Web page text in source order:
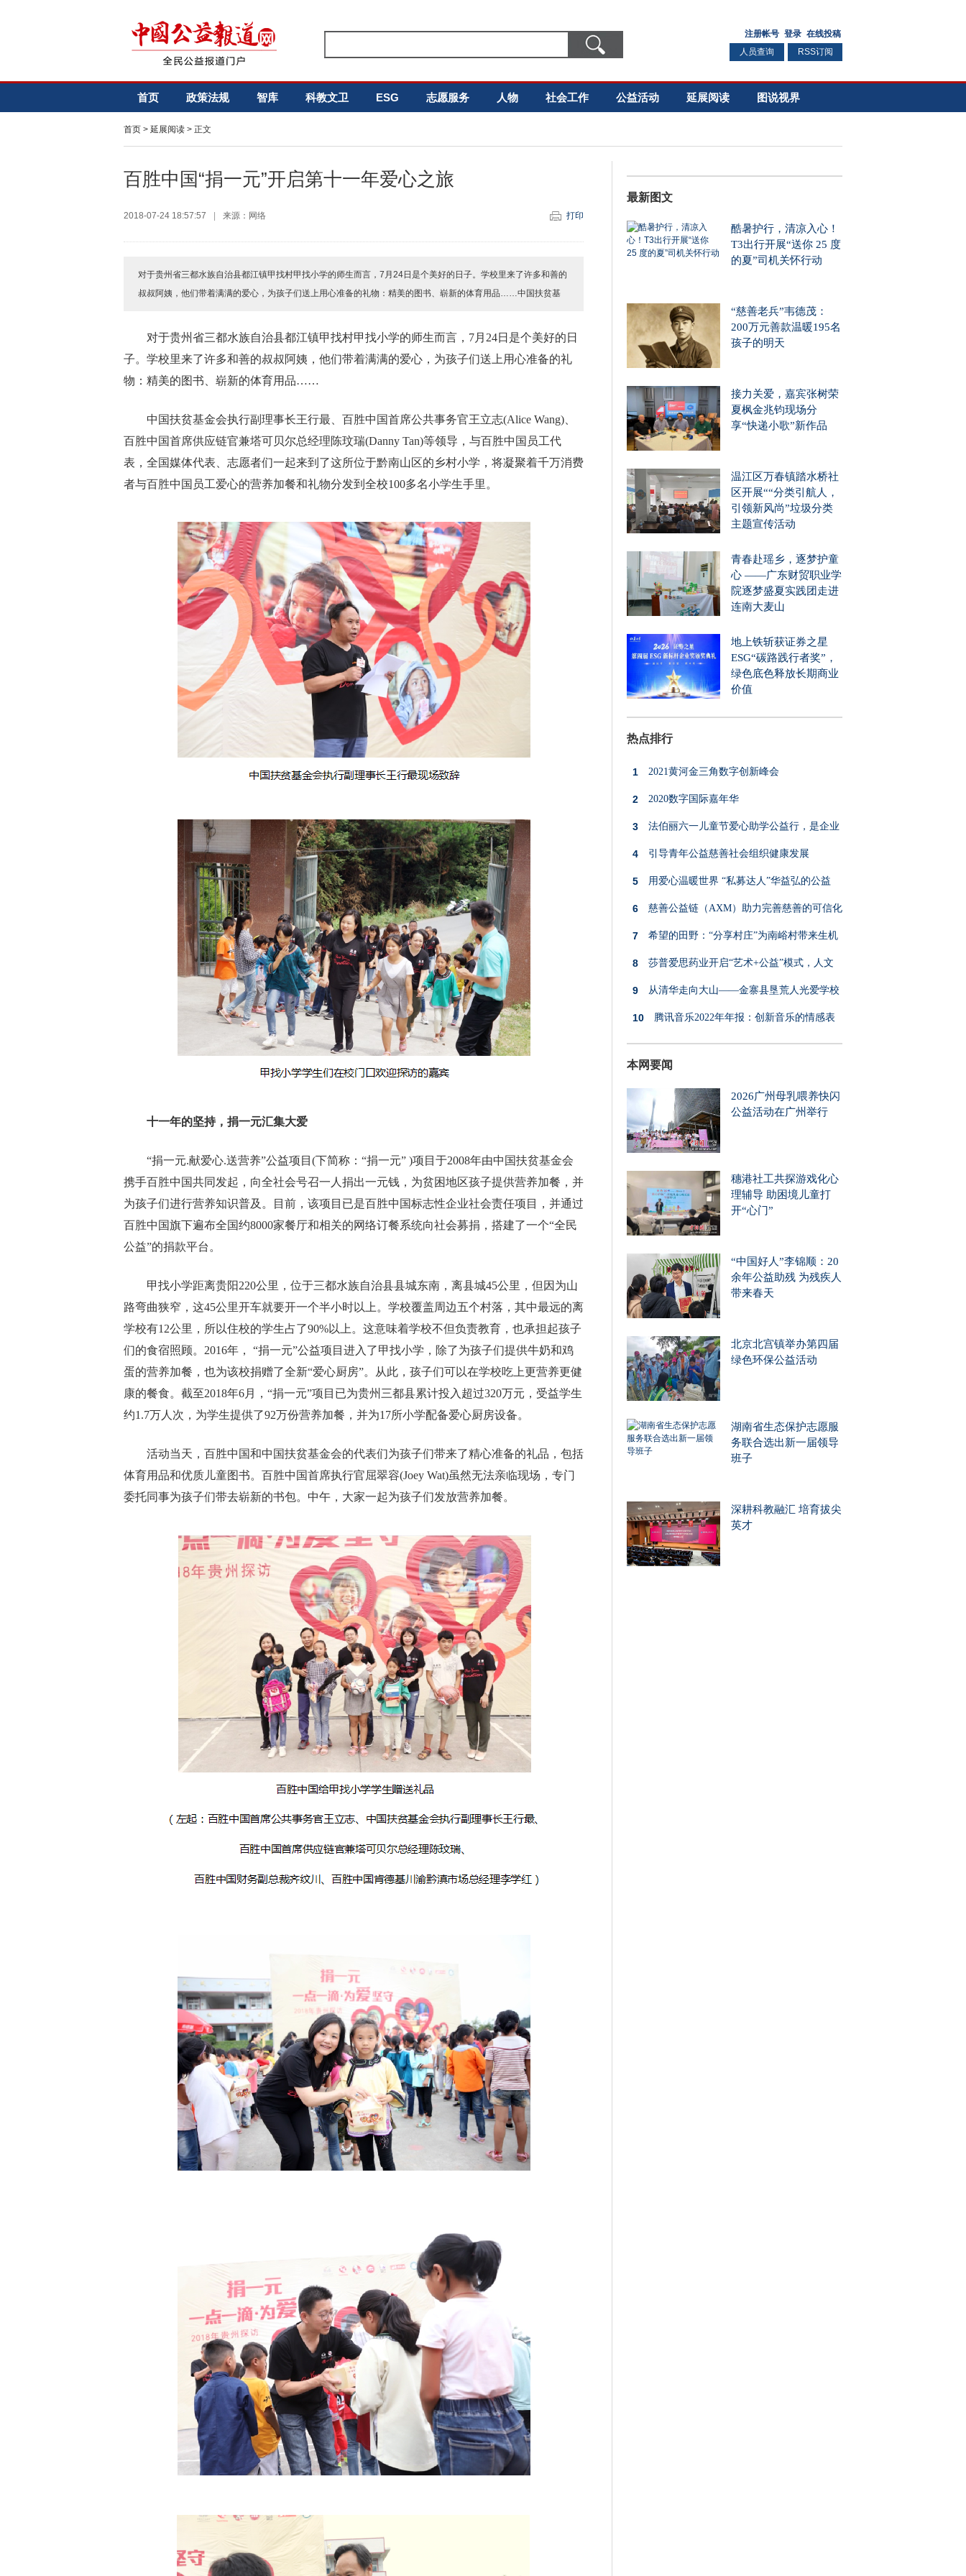
人员查询 RSS订阅
首页 政策法规 智库 科教文卫 ESG 志愿服务 人物 社会工作 公益活动 延展阅读 图说视界
首页 > 延展阅读 > 正文
百胜中国“捐一元”开启第十一年爱心之旅
2018-07-24 18:57:57 来源：网络 打印
对于贵州省三都水族自治县都江镇甲找村甲找小学的师生而言，7月24日是个美好的日子。学校里来了许多和善的
叔叔阿姨，他们带着满满的爱心，为孩子们送上用心准备的礼物：精美的图书、崭新的体育用品……中国扶贫基
对于贵州省三都水族自治县都江镇甲找村甲找小学的师生而言，7月24日是个美好的日
子。学校里来了许多和善的叔叔阿姨，他们带着满满的爱心，为孩子们送上用心准备的礼
物：精美的图书、崭新的体育用品……
中国扶贫基金会执行副理事长王行最、百胜中国首席公共事务官王立志(Alice Wang)、
百胜中国首席供应链官兼塔可贝尔总经理陈玟瑞(Danny Tan)等领导，与百胜中国员工代
表，全国媒体代表、志愿者们一起来到了这所位于黔南山区的乡村小学，将凝聚着千万消费
者与百胜中国员工爱心的营养加餐和礼物分发到全校100多名小学生手里。
十一年的坚持，捐一元汇集大爱
“捐一元.献爱心.送营养”公益项目(下简称：“捐一元” )项目于2008年由中国扶贫基金会
携手百胜中国共同发起，向全社会号召一人捐出一元钱，为贫困地区孩子提供营养加餐，并
为孩子们进行营养知识普及。目前，该项目已是百胜中国标志性企业社会责任项目，并通过
百胜中国旗下遍布全国约8000家餐厅和相关的网络订餐系统向社会募捐，搭建了一个“全民
公益”的捐款平台。
甲找小学距离贵阳220公里，位于三都水族自治县县城东南，离县城45公里，但因为山
路弯曲狭窄，这45公里开车就要开一个半小时以上。学校覆盖周边五个村落，其中最远的离
学校有12公里，所以住校的学生占了90%以上。这意味着学校不但负责教育，也承担起孩子
们的食宿照顾。2016年， “捐一元”公益项目进入了甲找小学，除了为孩子们提供牛奶和鸡
蛋的营养加餐，也为该校捐赠了全新“爱心厨房”。从此，孩子们可以在学校吃上更营养更健
康的餐食。截至2018年6月，“捐一元”项目已为贵州三都县累计投入超过320万元，受益学生
约1.7万人次，为学生提供了92万份营养加餐，并为17所小学配备爱心厨房设备。
活动当天，百胜中国和中国扶贫基金会的代表们为孩子们带来了精心准备的礼品，包括
体育用品和优质儿童图书。百胜中国首席执行官屈翠容(Joey Wat)虽然无法亲临现场，专门
委托同事为孩子们带去崭新的书包。中午，大家一起为孩子们发放营养加餐。
最新图文
酷暑护行，清凉入心！
T3出行开展“送你 25 度
的夏”司机关怀行动
“慈善老兵”韦德茂：
200万元善款温暖195名
孩子的明天
接力关爱，嘉宾张树荣
夏枫金兆钧现场分
享“快递小歌”新作品
温江区万春镇踏水桥社
区开展““分类引航人，
引领新风尚”垃圾分类
主题宣传活动
青春赴瑶乡，逐梦护童
心 ——广东财贸职业学
院逐梦盛夏实践团走进
连南大麦山
地上铁斩获证券之星
ESG“碳路践行者奖”，
绿色底色释放长期商业
价值
热点排行
1 2021黄河金三角数字创新峰会
2 2020数字国际嘉年华
3 法伯丽六一儿童节爱心助学公益行，是企业
应
4 引导青年公益慈善社会组织健康发展
5 用爱心温暖世界 “私募达人”华益弘的公益
6 慈善公益链（AXM）助力完善慈善的可信化
7 希望的田野：“分享村庄”为南峪村带来生机
8 莎普爱思药业开启“艺术+公益”模式，人文
9 从清华走向大山——金寨县垦荒人光爱学校
的10 腾讯音乐2022年年报：创新音乐的情感表
达，
本网要闻
2026广州母乳喂养快闪
公益活动在广州举行
穗港社工共探游戏化心
理辅导 助困境儿童打
开“心门”
“中国好人”李锦顺：20
余年公益助残 为残疾人
带来春天
北京北宫镇举办第四届
绿色环保公益活动
湖南省生态保护志愿服
务联合选出新一届领导
班子
深耕科教融汇 培育拔尖
英才